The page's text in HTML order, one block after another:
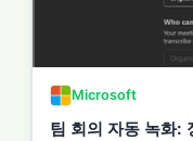
Microsoft
팀 회의 자동 녹화: